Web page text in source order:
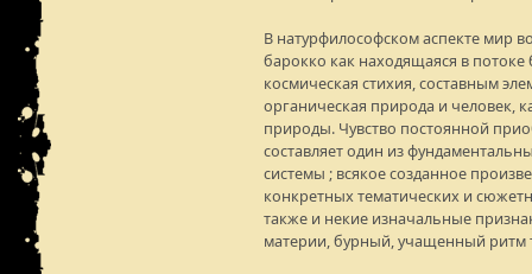
В натурфилософском аспекте мир
барокко как находящаяся в
космическая стихия, составным
органическая природа и человек,
природы. Чувство постоянной
составляет один из
системы ; всякое созданное
конкретных тематических и
также и некие изначальные
материи, бурный, учащенный ритм